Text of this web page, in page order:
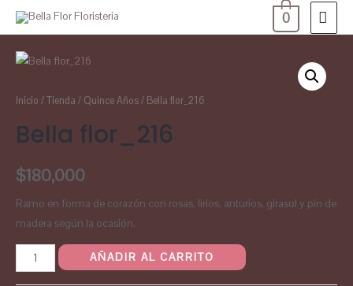
0
Inicio /Tienda / Quince Años/ Bella flor_216
Bella flor_216
$180,000
Ramo en forma de corazón con rosas, lirios, anturios, girasol y pin de
madera según la ocasión.
AÑADIR AL CARRITO